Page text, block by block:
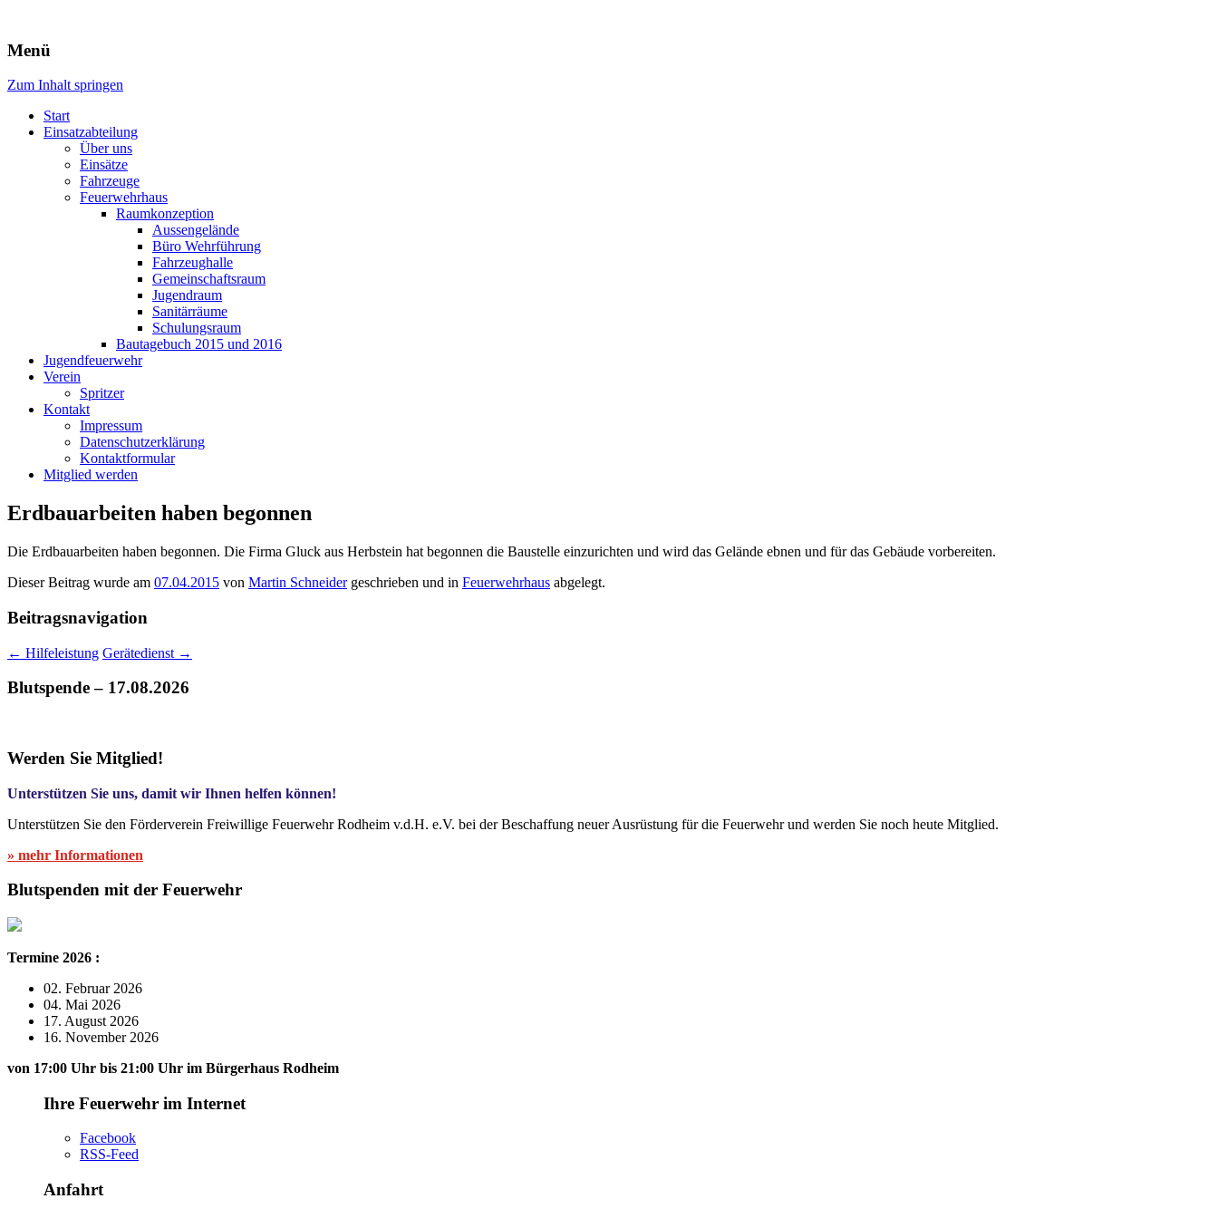
Freiwillige Feuerwehr Rodheim v.d.H.
Menü
Zum Inhalt springen
Start
Einsatzabteilung
Über uns
Einsätze
Fahrzeuge
Feuerwehrhaus
Raumkonzeption
Aussengelände
Büro Wehrführung
Fahrzeughalle
Gemeinschaftsraum
Jugendraum
Sanitärräume
Schulungsraum
Bautagebuch 2015 und 2016
Jugendfeuerwehr
Verein
Spritzer
Kontakt
Impressum
Datenschutzerklärung
Kontaktformular
Mitglied werden
Erdbauarbeiten haben begonnen
Die Erdbauarbeiten haben begonnen. Die Firma Gluck aus Herbstein hat begonnen die Baustelle einzurichten und wird das Gelände ebnen und für das Gebäude vorbereiten.
Dieser Beitrag wurde am 07.04.2015 von Martin Schneidergeschrieben und in Feuerwehrhaus abgelegt.
Beitragsnavigation
← Hilfeleistung Gerätedienst →
Blutspende – 17.08.2026
Werden Sie Mitglied!
Unterstützen Sie uns, damit wir Ihnen helfen können!
Unterstützen Sie den Förderverein Freiwillige Feuerwehr Rodheim v.d.H. e.V. bei der Beschaffung neuer Ausrüstung für die Feuerwehr und werden Sie noch heute Mitglied.
» mehr Informationen
Blutspenden mit der Feuerwehr
Termine 2026 :
02. Februar 2026
04. Mai 2026
17. August 2026
16. November 2026
von 17:00 Uhr bis 21:00 Uhr im Bürgerhaus Rodheim
Ihre Feuerwehr im Internet
Facebook
RSS-Feed
Anfahrt